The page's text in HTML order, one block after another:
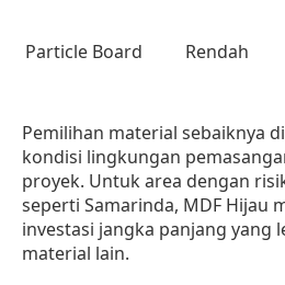
Particle Board Rendah
Pemilihan material sebaiknya
kondisi lingkungan
proyek. Untuk area dengan
seperti Samarinda, MDF Hijau
investasi jangka panjang yang
material lain.